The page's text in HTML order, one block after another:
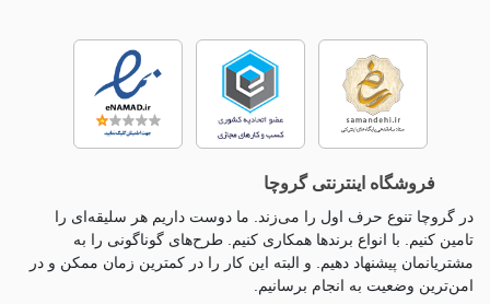
فروشگاه اینترنتی گروچا
در گروچا تنوع حرف اول را می‌زند. ما دوست داریم هر سلیقه‌ای را
تامین کنیم. با انواع برندها همکاری کنیم. طرح‌های گوناگونی را به
مشتریانمان پیشنهاد دهیم. و البته این کار را در کمترین زمان ممکن و در
امن‌ترین وضعیت به انجام برسانیم.